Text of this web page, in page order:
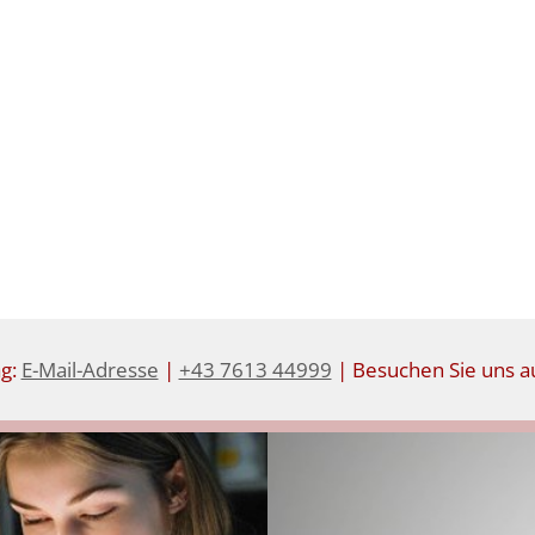
E-Mail-Adresse | +43 7613 44999 | Besuchen Sie uns